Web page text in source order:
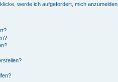
werde ich aufgefordert, mich anzumelden.